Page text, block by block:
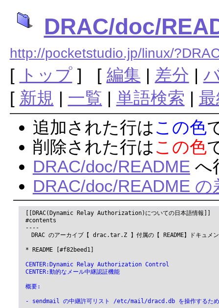
DRAC/doc/
http://pocketstudio.jp/linux/
[ トップ] [ 編集 | 差分 |
[ 新規 | 一覧 | 単語検索 |
追加された行は この色
削除された行は この色
DRAC/doc/README へ
DRAC/doc/README
[[DRAC(Dynamic Relay Authorization)についての日本語情報]]
#contents
----
DRAC のアーカイブ【 drac.tar.Z 】付属の【 README】ドキュメン
* README [#f82beed1]
CENTER:Dynamic Relay Authorization Control
CENTER:動的なメール中継認証機能
概要:
- sendmail の中継許可リスト /etc/mail/dracd.db を操作するため